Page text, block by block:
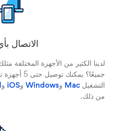
الاتصال
لدينا الكثير من الأجهزة المختلفة
جميعًا؟
التشغيل Mac وWindows وiOS و
من ذلك.